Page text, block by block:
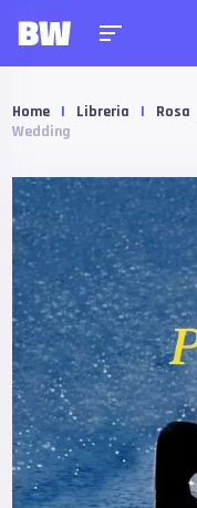
Home | Libreria | Rosa
Wedding